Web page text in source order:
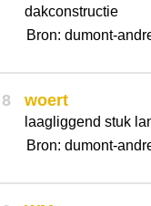
dakconstructie
Bron: dumont-
8 woert
laagliggend stuk
Bron: dumont-